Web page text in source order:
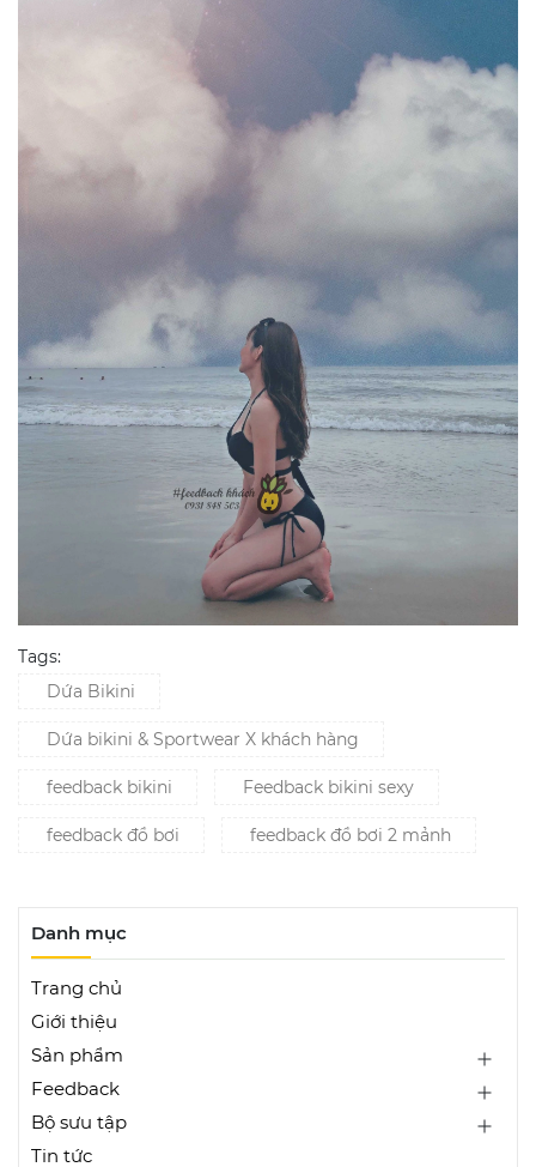
Tags:
Dứa Bikini
Dứa bikini & Sportwear X khách hàng
feedback bikini Feedback bikini sexy
feedback đồ bơi feedback đồ bơi 2 mảnh
Danh mục
Trang chủ
Giới thiệu
Sản phẩm
Feedback
Bộ sưu tập
Tin tức